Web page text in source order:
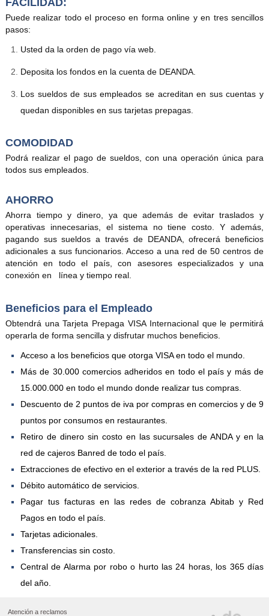
Puede realizar todo el proceso en forma online y en tres sencillos
pasos:
Usted da la orden de pago vía web.
Deposita los fondos en la cuenta de DEANDA.
Los sueldos de sus empleados se acreditan en sus cuentas y
quedan disponibles en sus tarjetas prepagas.
COMODIDAD
Podrá realizar el pago de sueldos, con una operación única para
todos sus empleados.
AHORRO
Ahorra tiempo y dinero, ya que además de evitar traslados y
operativas innecesarias, el sistema no tiene costo. Y además,
pagando sus sueldos a través de DEANDA, ofrecerá beneficios
adicionales a sus funcionarios. Acceso a una red de 50 centros de
atención en todo el país, con asesores especializados y una
conexión en línea y tiempo real.
Beneficios para el Empleado
Obtendrá una Tarjeta Prepaga VISA Internacional que le permitirá
operarla de forma sencilla y disfrutar muchos beneficios.
Acceso a los beneficios que otorga VISA en todo el mundo.
Más de 30.000 comercios adheridos en todo el país y más de
15.000.000 en todo el mundo donde realizar tus compras.
Descuento de 2 puntos de iva por compras en comercios y de 9
puntos por consumos en restaurantes.
Retiro de dinero sin costo en las sucursales de ANDA y en la
red de cajeros Banred de todo el país.
Extracciones de efectivo en el exterior a través de la red PLUS.
Débito automático de servicios.
Pagar tus facturas en las redes de cobranza Abitab y Red
Pagos en todo el país.
Tarjetas adicionales.
Transferencias sin costo.
Central de Alarma por robo o hurto las 24 horas, los 365 días
del año.
Atención a reclamos